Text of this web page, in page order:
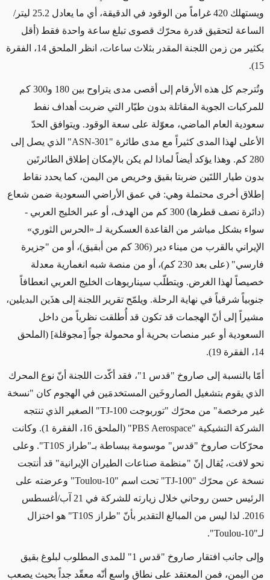
ويستهلك 420 غراماً من الوقود في الدقيقة، أي ما يعادل 25.2 ليتر/
الساعة لتحقيق قدرة محرّك قصوى تبلغ ساعة واحدة فقط (أقل
بكثير من زمن اللجنة المقدر بثلاث ساعات، انظر الملحق 14، الفقرة
15).
وتُترجم كل هذه الأرقام إلى أقصى مدى يتراوح بين 180 و300 كم
للمركبات الجوية المقاتلة بدون طيّار التي ضربت أهداف نفط
سعودية العام الماضي، معوّلة على سعة الوقود. ويتوافق الحدّ
الأعلى لهذا المدى كثيراً مع مدى طائرة " ASN-301" الذي يصل إلى
280 كم. وهذا يؤكد أيضاً لماذا لم يكن بالإمكان إطلاق الطائرتَين
بدون طيار اللتَين ضربتا بقيق وخريص من اليمن، كما يحدد نقاط
إطلاق أخرى محتملة وهي: في عمق الأراضي السعودية ضمن شعاع
(دائرة نصف قطرها) 300 كم من الهدف، أو عبر الخليج العربي -
سواء بشكل مباشر من القاعدة العسكرية لـ «الحرس الثوري»
الإيراني بالقرب من ميناء دير (306 كم من أبقيق)، أو من "جزيرة
فارسي" (على بعد 230 كم)، أو من منصة شبه انغمارية معدلة
خصيصاً لهذا الغرض. ويتطلّب سيناريوهات الخليج العربي انعطافاً
جنوبياً شرقياً في نهاية الرحلة. ويلمّح تقرير اللجنة إلى هذَين البديلين،
مشيراً إلى أنّ الهجمات قد تكون قد أُطلقت نظرياً من داخل
السعودية أو عبر منصات بحرية أو محمولة جواً [مجوقلة] (الملحق
14، الفقرة 19).
أمّا بالنسبة إلى صاروخ "قدس 1"، فقد أكّدت اللجنة أنّ نوع المحرك
الذي يقوم بتشغيل الصاروخَين المستخدمَين في الهجوم كان "نسخة
غير مرخصة" من محرّك "توربوجت TJ-100" الصغير الذي تنتجه
الشركة التشيكية "PBS Aerospace
" (الملحق 16، الفقرة 1). وكانت
محرّكات صاروخ "قدس" موسومة ببساطة بـ"طراز T10S". وعلى
نحو لافت، يُقال إنّ "منظمة صناعات الطيران الإيرانية" قد أنتجت
نسخة عن محرّك "TJ-100" تحت اسم "Toulou-10" وعرضته على
الرئيس حسن روحاني خلال زيارته للشركة في 21 آب/أغسطس
2016. لذا ليس من المبالغ التقدير بأنّ "طراز
T10S" هو اختزال
لـ"Toulou-10
".
وإلى جانب افتقار صاروخ "قدس 1" للمدى المطلوب لبلوغ بقيق
من اليمن، فمن المعتقد على نطاق واسع أنّه معقّد جداً بحيث يصعب